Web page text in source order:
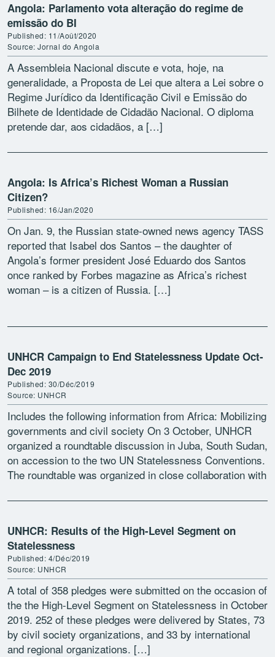
Angola: Parlamento vota alteração do regime de
emissão do BI
Published: 11/Août/2020
Source: Jornal do Angola
A Assembleia Nacional discute e vota, hoje, na
generalidade, a Proposta de Lei que altera a Lei sobre o
Regime Jurídico da Identificação Civil e Emissão do
Bilhete de Identidade de Cidadão Nacional. O diploma
pretende dar, aos cidadãos, a […]
Angola: Is Africa’s Richest Woman a Russian
Citizen?
Published: 16/Jan/2020
On Jan. 9, the Russian state-owned news agency TASS
reported that Isabel dos Santos – the daughter of
Angola’s former president José Eduardo dos Santos
once ranked by Forbes magazine as Africa’s richest
woman – is a citizen of Russia. […]
UNHCR Campaign to End Statelessness Update Oct-
Dec 2019
Published: 30/Déc/2019
Source: UNHCR
Includes the following information from Africa: Mobilizing
governments and civil society On 3 October, UNHCR
organized a roundtable discussion in Juba, South Sudan,
on accession to the two UN Statelessness Conventions.
The roundtable was organized in close collaboration with
UNHCR: Results of the High-Level Segment on
Statelessness
Published: 4/Déc/2019
Source: UNHCR
A total of 358 pledges were submitted on the occasion of
the the High-Level Segment on Statelessness in October
2019. 252 of these pledges were delivered by States, 73
by civil society organizations, and 33 by international
and regional organizations. […]